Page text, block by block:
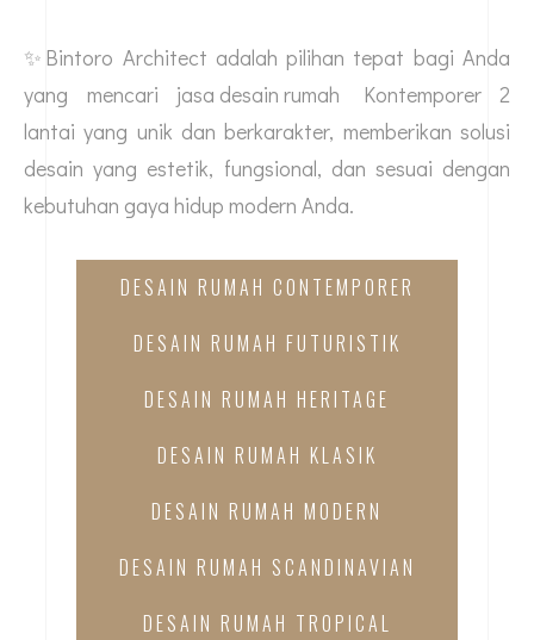
✨Bintoro Architect adalah pilihan tepat bagi Anda
yang mencari jasa desain rumah Kontemporer 2
lantai yang unik dan berkarakter, memberikan solusi
desain yang estetik, fungsional, dan sesuai dengan
kebutuhan gaya hidup modern Anda.
DESAIN RUMAH CONTEMPORER
DESAIN RUMAH FUTURISTIK
DESAIN RUMAH HERITAGE
DESAIN RUMAH KLASIK
DESAIN RUMAH MODERN
DESAIN RUMAH SCANDINAVIAN
DESAIN RUMAH TROPICAL